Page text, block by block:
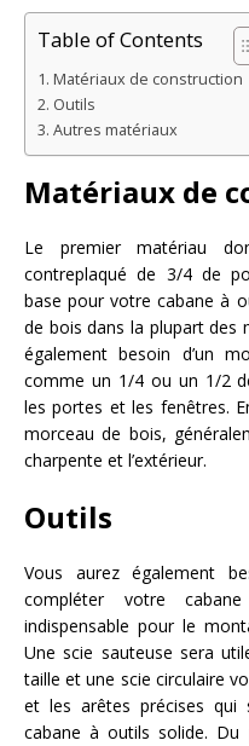
Table of Contents
Matériaux de construction
Outils
Autres matériaux
Matériaux de
Le premier matériau
contreplaqué de 3/4 de
base pour votre cabane à
de bois dans la plupart des
également besoin d’un
comme un 1/4 ou un 1/2
les portes et les fenêtres.
morceau de bois,
charpente et l’extérieur.
Outils
Vous aurez également
compléter votre
indispensable pour le
Une scie sauteuse sera
taille et une scie circulaire
et les arêtes précises qui
cabane à outils solide.